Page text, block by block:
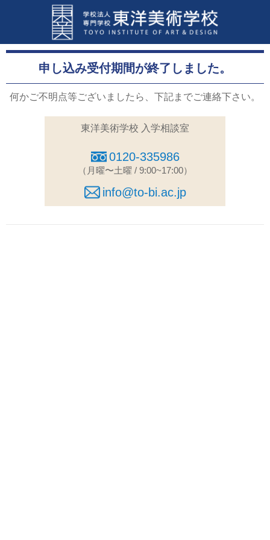
申し込み受付期間が終了しました。
何かご不明点等ございましたら、下記までご連絡下さい。
東洋美術学校 入学相談室
0120-335986
（月曜〜土曜 / 9:00~17:00）
info@to-bi.ac.jp